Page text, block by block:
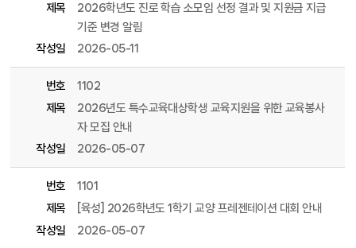
제목
2026학년도 진로 학습 소모임 선정 결과 및 지원금 지급
기준 변경 알림
작성일
2026-05-11
번호
1102
제목
2026년도 특수교육대상학생 교육지원을 위한 교육봉사
자 모집 안내
작성일
2026-05-07
번호
1101
제목
[육성] 2026학년도 1학기 교양 프레젠테이션 대회 안내
작성일
2026-05-07